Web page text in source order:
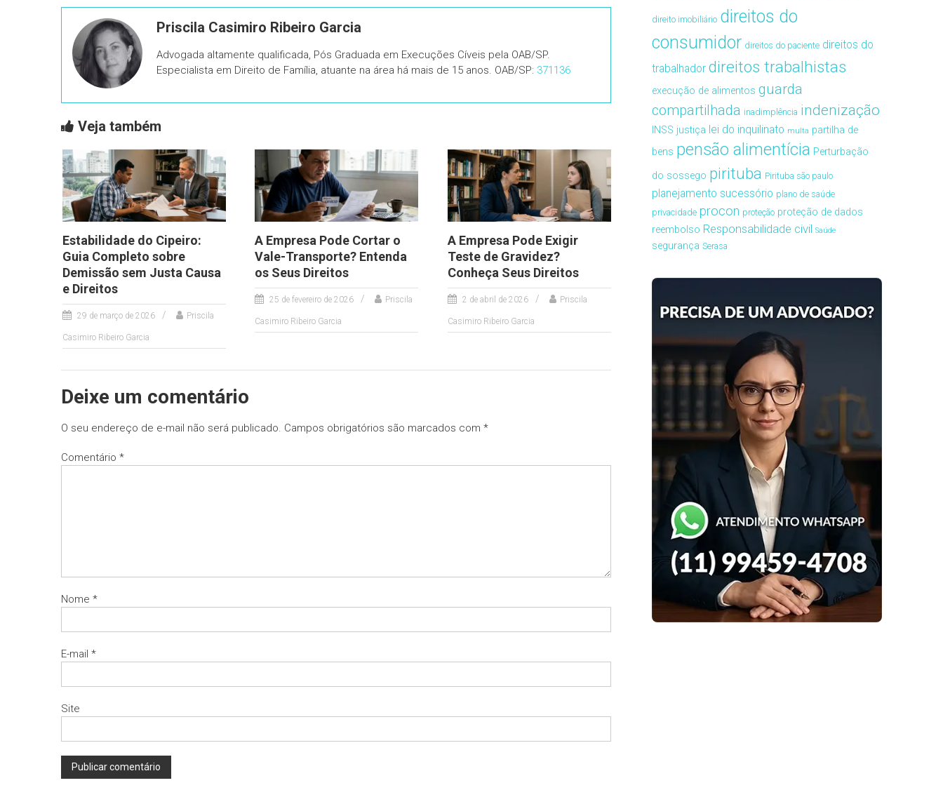
Priscila Casimiro Ribeiro Garcia
Advogada altamente qualificada, Pós Graduada em Execuções Cíveis pela OAB/SP.
Especialista em Direito de Família, atuante na área há mais de 15 anos. OAB/SP: 371136
Veja também
Estabilidade do Cipeiro:
Guia Completo sobre
Demissão sem Justa Causa
e Direitos
29 de março de 2026 Priscila
Casimiro Ribeiro Garcia
A Empresa Pode Cortar o
Vale-Transporte? Entenda
os Seus Direitos
25 de fevereiro de 2026 Priscila
Casimiro Ribeiro Garcia
A Empresa Pode Exigir
Teste de Gravidez?
Conheça Seus Direitos
2 de abril de 2026 Priscila
Casimiro Ribeiro Garcia
Deixe um comentário
O seu endereço de e-mail não será publicado. Campos obrigatórios são marcados com *
Comentário *
Nome *
E-mail *
Site
direito imobiliário direitos do
consumidor direitos do paciente direitos do
trabalhador direitos trabalhistas
execução de alimentos guarda
compartilhada inadimplência indenização
INSS justiça lei do inquilinato multa partilha de
bens pensão alimentícia Perturbação
do sossego pirituba Pirituba são paulo
planejamento sucessório plano de saúde
privacidade procon proteção proteção de dados
reembolso Responsabilidade civil Saúde
segurança Serasa